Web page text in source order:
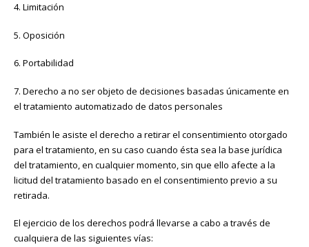
4. Limitación
5. Oposición
6. Portabilidad
7. Derecho a no ser objeto de decisiones basadas únicamente en
el tratamiento automatizado de datos personales
También le asiste el derecho a retirar el consentimiento otorgado
para el tratamiento, en su caso cuando ésta sea la base jurídica
del tratamiento, en cualquier momento, sin que ello afecte a la
licitud del tratamiento basado en el consentimiento previo a su
retirada.
El ejercicio de los derechos podrá llevarse a cabo a través de
cualquiera de las siguientes vías: